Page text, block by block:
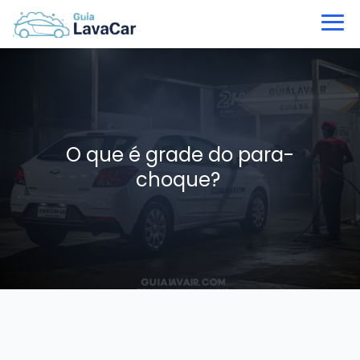
O que é grade do para-
choque?